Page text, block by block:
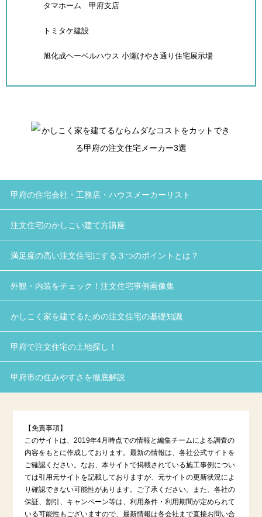
タマホーム 甲府支店
トミタケ建設
旭化成ヘーベルハウス 小瀬けやき通り住宅展示場
甲府の住宅会社・工務店・ハウスメーカーリスト
注文住宅のかしこい建て方講座
満足度の高い注文住宅にする３つのポイントとは？
外観・内装をチェック！注文住宅事例画像集
かしこく家を建てるための注文住宅の基礎知識
甲府で注文住宅の土地探し！
甲府市の住みやすさを徹底解説
【免責事項】
このサイトは、2019年4月時点での情報と編集チームによる調査の
内容をもとに作成しております。最新の情報は、各社公式サイトを
ご確認ください。なお、本サイトで掲載されている施工事例につい
ては引用元サイトを記載しておりますが、元サイトの更新状況によ
り確認できない可能性があります。ご了承ください。また、各社の
保証、割引、キャンペーン等は、利用条件・利用期間が定められて
いる可能性もございますので、最新情報は各会社まで直接お問い合